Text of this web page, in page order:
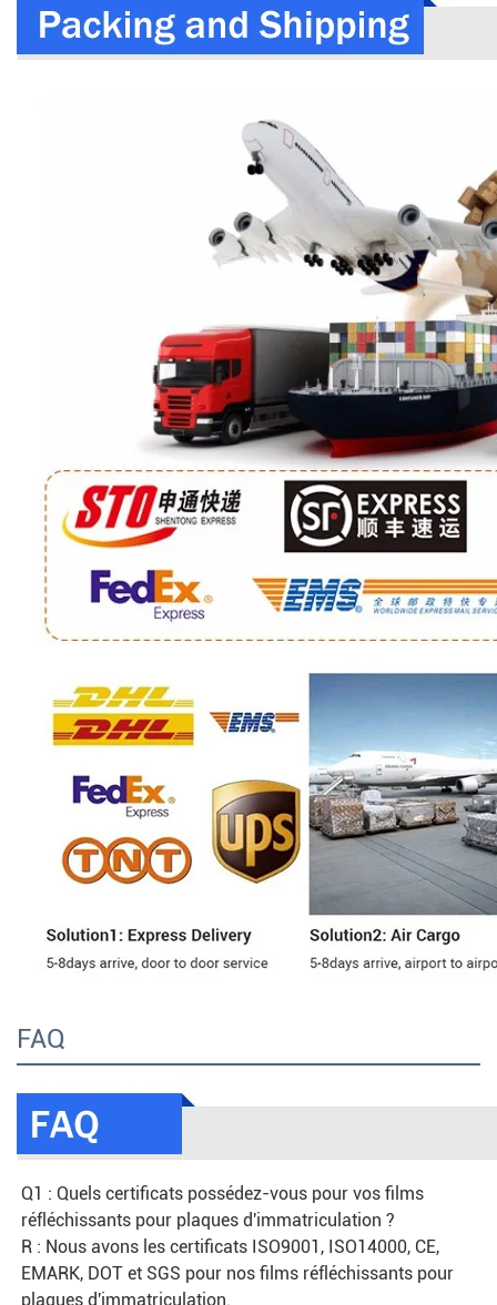
FAQ
Q1 : Quels certificats possédez-vous pour vos films
réfléchissants pour plaques d'immatriculation ?
R : Nous avons les certificats ISO9001, ISO14000, CE,
EMARK, DOT et SGS pour nos films réfléchissants pour
plaques d'immatriculation.